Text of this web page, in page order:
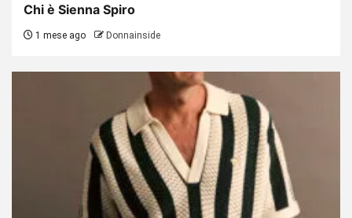
Chi è Sienna Spiro
1 mese ago Donnainside